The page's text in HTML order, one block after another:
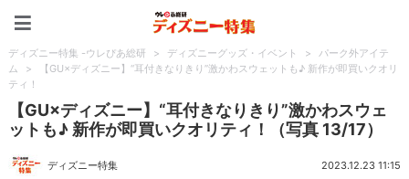
ディズニー特集 -ウレぴあ総研 > ディズニーグッズ・イベント >
パーク外アイテ
ム
>
【GU×ディズニー】“耳付きなりきり”激かわスウェットも♪ 新作が即買いクオリ
ティ！
【GU×ディズニー】“耳付きなりきり”激かわスウェ
ットも♪ 新作が即買いクオリティ！（写真 13/17）
ディズニー特集 2023.12.23 11:15